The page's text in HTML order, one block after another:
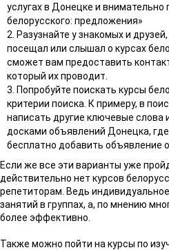
услугах в Донецке и внимательно
белорусского: предложения»
2. Разузнайте у знакомых и
посещал или слышал о курсах
сможет вам предоставить
который их проводит.
3. Попробуйте поискать курсы
критерии поиска. К примеру, в
написать другие ключевые слова
досками объявлений Донецка,
бесплатно добавить объявление о
Если же все эти варианты уже
действительно нет курсов
репетиторам. Ведь
занятий в группах, а, по мнению
более эффективно.
Также можно пойти на курсы по